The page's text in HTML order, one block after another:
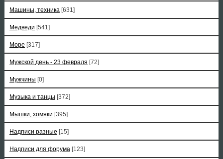
Машины, техника [631]
Медведи [541]
Море [317]
Мужской день - 23 февраля [72]
Мужчины [0]
Музыка и танцы [372]
Мышки, хомяки [395]
Надписи разные [15]
Надписи для форума [123]